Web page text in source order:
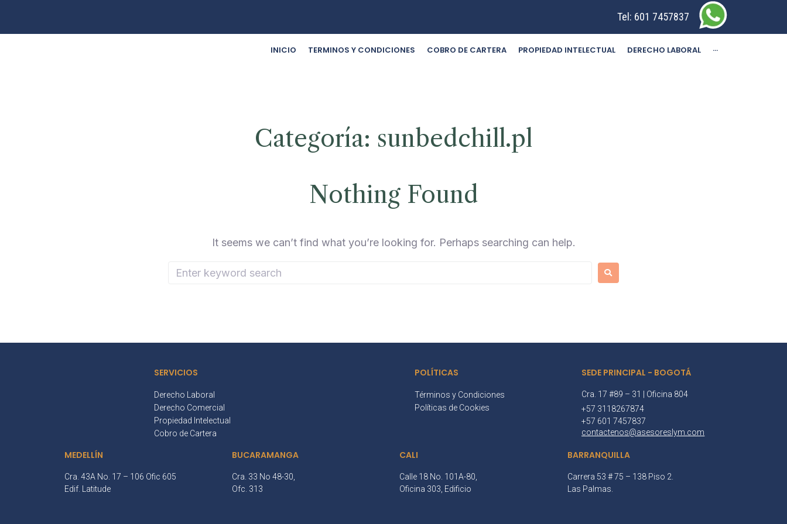
Tel: 601 7457837
INICIO TERMINOS Y CONDICIONES COBRO DE CARTERA PROPIEDAD INTELECTUAL DERECHO LABORAL ···
Categoría: sunbedchill.pl
Nothing Found
It seems we can’t find what you’re looking for. Perhaps searching can help.
SERVICIOS
Derecho Laboral
Derecho Comercial
Propiedad Intelectual
Cobro de Cartera
POLÍTICAS
Términos y Condiciones
Políticas de Cookies
SEDE PRINCIPAL - BOGOTÁ
Cra. 17 #89 – 31 | Oficina 804
+57 3118267874
+57 601 7457837
contactenos@asesoreslym.com
MEDELLÍN
Cra. 43A No. 17 – 106 Ofic 605
Edif. Latitude
BUCARAMANGA
Cra. 33 No 48-30,
Ofc. 313
CALI
Calle 18 No. 101A-80,
Oficina 303, Edificio
BARRANQUILLA
Carrera 53 # 75 – 138 Piso 2.
Las Palmas.